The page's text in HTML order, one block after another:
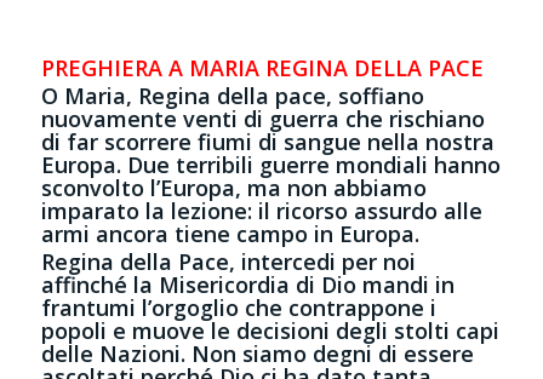
PREGHIERA A MARIA REGINA DELLA PACE
O Maria, Regina della pace, soffiano
nuovamente venti di guerra che rischiano
di far scorrere fiumi di sangue nella nostra
Europa. Due terribili guerre mondiali hanno
sconvolto l’Europa, ma non abbiamo
imparato la lezione: il ricorso assurdo alle
armi ancora tiene campo in Europa.
Regina della Pace, intercedi per noi
affinché la Misericordia di Dio mandi in
frantumi l’orgoglio che contrappone i
popoli e muove le decisioni degli stolti capi
delle Nazioni. Non siamo degni di essere